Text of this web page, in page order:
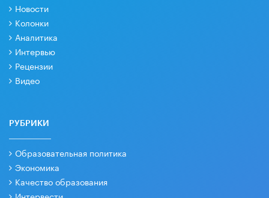
Новости
Колонки
Аналитика
Интервью
Рецензии
Видео
РУБРИКИ
Образовательная политика
Экономика
Качество образования